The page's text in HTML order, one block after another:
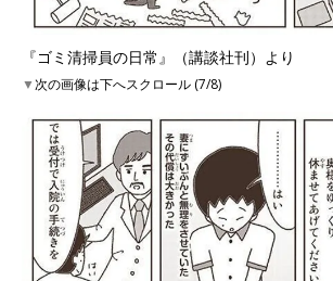
『ゴミ清掃員の日常』（講談社刊）より
▼次の画像は下へスクロール (7/8)